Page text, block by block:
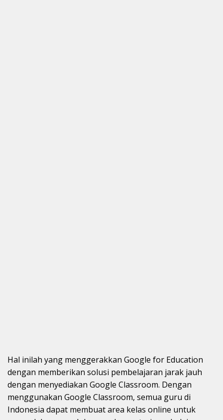
Hal inilah yang menggerakkan Google for Education
dengan memberikan solusi pembelajaran jarak jauh
dengan menyediakan Google Classroom. Dengan
menggunakan Google Classroom, semua guru di
Indonesia dapat membuat area kelas online untuk